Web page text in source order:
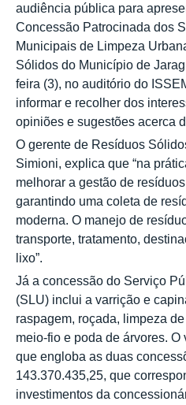
audiência pública para
Concessão Patrocinada dos
Municipais de Limpeza
Sólidos do Município de
feira (3), no auditório do
informar e recolher dos
opiniões e sugestões acerca
O gerente de Resíduos
Simioni, explica que “na
melhorar a gestão de
garantindo uma coleta de
moderna. O manejo de
transporte, tratamento,
lixo”.
Já a concessão do Serviço
(SLU) inclui a varrição e
raspagem, roçada, limpeza
meio-fio e poda de árvores.
que engloba as duas
143.370.435,25, que
investimentos da